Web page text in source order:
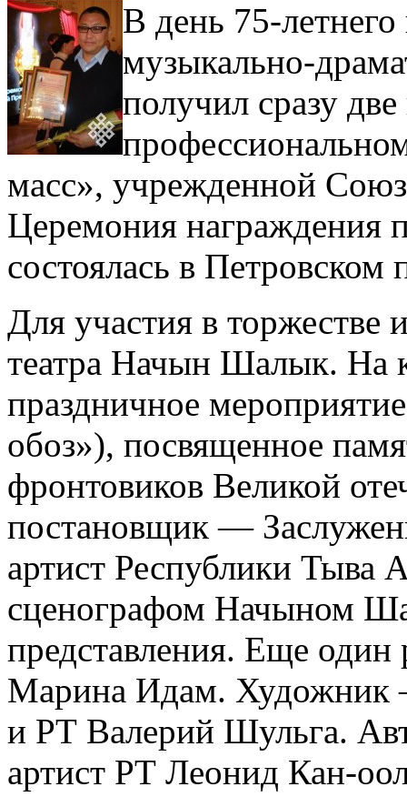
В день 75-
музыкально-
получил сразу
масс», учрежденной
Церемония награждения
состоялась в
Для участия в
театра Начын Шалык. На
праздничное
обоз»), посвященное
фронтовиков Великой
постановщик —
артист Республики Тыва
сценографом Начыном
представления. Еще
Марина Идам.
и РТ Валерий Шульга.
артист РТ Леонид Кан-